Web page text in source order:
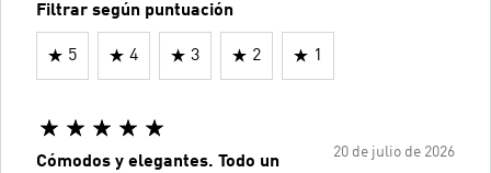
Filtrar según puntuación
5 4 3 2 1
20 de julio de 2026
Cómodos y elegantes. Todo un